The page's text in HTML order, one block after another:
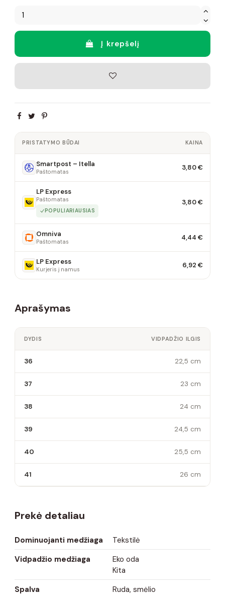
Į krepšelį
PRISTATYMO BŪDAI KAINA
Smartpost – Itella
Paštomatas 3,80 €
LP Express
Paštomatas
POPULIARIAUSIAS
3,80 €
Omniva
Paštomatas 4,44 €
LP Express
Kurjeris į namus 6,92 €
Aprašymas
DYDIS VIDPADŽIO ILGIS
36 22,5 cm
37 23 cm
38 24 cm
39 24,5 cm
40 25,5 cm
41 26 cm
Prekė detaliau
Dominuojanti medžiaga
Tekstilė
Vidpadžio medžiaga
Eko oda
Kita
Spalva
Ruda, smėlio